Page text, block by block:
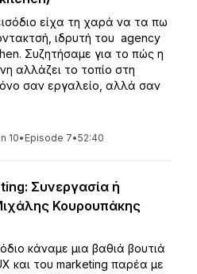
είχα τη χαρά να τα πω
ιδρυτή του agency
Συζητήσαμε για το πώς η
αλλάζει το τοπίο στη
σαν εργαλείο, αλλά σαν
10• Episode 7•52:40
Συνεργασία ή
Κουρουπάκης
κάναμε μια βαθιά βουτιά
και του marketing παρέα με